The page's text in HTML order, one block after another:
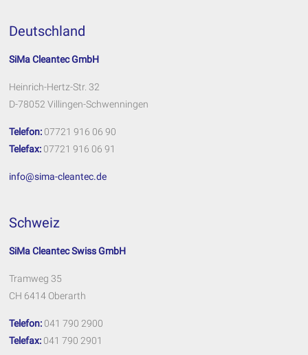
Deutschland
SiMa Cleantec GmbH
Heinrich-Hertz-Str. 32
D-78052 Villingen-Schwenningen
Telefon: 07721 916 06 90
Telefax: 07721 916 06 91
info@sima-cleantec.de
Schweiz
SiMa Cleantec Swiss GmbH
Tramweg 35
CH 6414 Oberarth
Telefon: 041 790 2900
Telefax: 041 790 2901